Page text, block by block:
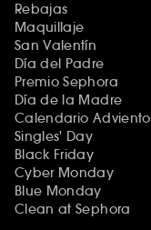
Rebajas
Maquillaje
San Valentín
Día del Padre
Premio Sephora
Día de la Madre
Calendario Adviento
Singles' Day
Black Friday
Cyber Monday
Blue Monday
Clean at Sephora